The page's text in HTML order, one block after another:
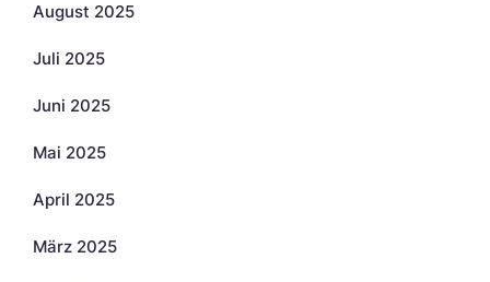
August 2025
Juli 2025
Juni 2025
Mai 2025
April 2025
März 2025